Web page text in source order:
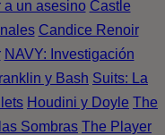
a un asesino Castle
Candice Renoir
NAVY: Investigación
y Bash Suits: La
Houdini y Doyle The
Sombras The Player